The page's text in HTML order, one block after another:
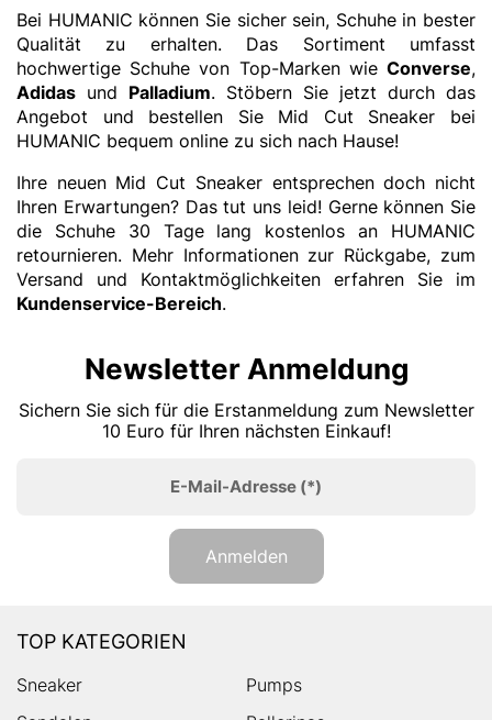
Bei HUMANIC können Sie sicher sein, Schuhe in bester
Qualität zu erhalten. Das Sortiment umfasst
hochwertige Schuhe von Top-Marken wie Converse,
Adidas und Palladium. Stöbern Sie jetzt durch das
Angebot und bestellen Sie Mid Cut Sneaker bei
HUMANIC bequem online zu sich nach Hause!
Ihre neuen Mid Cut Sneaker entsprechen doch nicht
Ihren Erwartungen? Das tut uns leid! Gerne können Sie
die Schuhe 30 Tage lang kostenlos an HUMANIC
retournieren. Mehr Informationen zur Rückgabe, zum
Versand und Kontaktmöglichkeiten erfahren Sie im
Kundenservice-Bereich.
Newsletter Anmeldung
Sichern Sie sich für die Erstanmeldung zum Newsletter
10 Euro für Ihren nächsten Einkauf!
E-Mail-Adresse (*)
Anmelden
TOP KATEGORIEN
Sneaker
Pumps